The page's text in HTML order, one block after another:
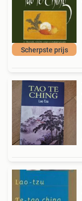
Scherpste prijs